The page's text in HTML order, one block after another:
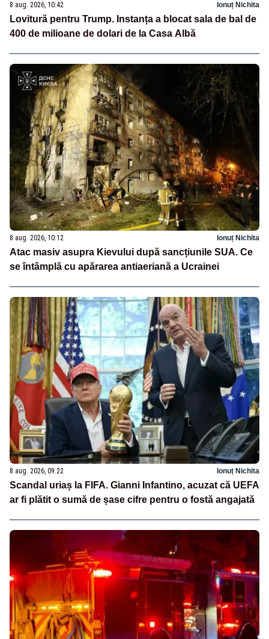
8 aug. 2026, 10:42 Ionuț Nichita
Lovitură pentru Trump. Instanța a blocat sala de bal de
400 de milioane de dolari de la Casa Albă
8 aug. 2026, 10:12 Ionuț Nichita
Atac masiv asupra Kievului după sancțiunile SUA. Ce
se întâmplă cu apărarea antiaeriană a Ucrainei
8 aug. 2026, 09:22 Ionuț Nichita
Scandal uriaș la FIFA. Gianni Infantino, acuzat că UEFA
ar fi plătit o sumă de șase cifre pentru o fostă angajată